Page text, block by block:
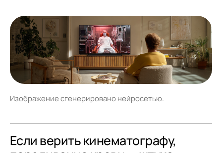
Изображение сгенерировано нейросетью.
Если верить кинематографу,